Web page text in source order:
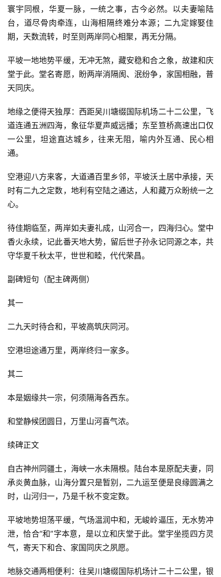
寰宇同根，华夏一脉，一统之事，古今必然。以夫妻喻陆
台，道尽骨肉牵连，山海相隔终难分本源；二九定嫁娶佳
期，天数流转，时至则两岸同心相聚，再无分隔。
平坡一地地势平缓，无冲无煞，藏安稳和合之象，故建和庆
堂于此。堂名寄愿，盼两岸消隔阂、泯纷争，家国相融，普
天同庆。
地缘之便得天独厚：西距吴川塘缀国际机场二十二公里，飞
道连通五洲四海，象征华夏声威远播；东至笪桥高速出口仅
一公里，坦途直达城乡，往来无阻，喻内外互通、民心相
通。
空港迎八方来客，大道通百里乡邻，平坡沃土居中承接，天
时有二九之定数，地利有空陆之通达，人和藏万众盼统一之
心。
待佳期临至，两岸如夫妻礼成，山河合一，四海归心。堂中
香火永续，记此番天地大势，留后世子孙永记同源之本，共
守华夏千秋太平，世世和睦，代代荣昌。
副碑短句（配主碑两侧）
其一
二九天时待合和，平坡高筑庆同河。
空港坦途通万里，两岸终归一家多。
其二
本是姻缘共一宗，何须隔海各西东。
和堂静候团圆日，万里山河喜气浓。
续碑正文
自古神州同疆土，海峡一水未隔根。陆台本是原配夫妻，同
承炎黄血脉，山海分置只是暂别，二九运至便是良缘圆满之
时，山河归一，乃是千秋不变定数。
平坡地势坦荡平缓，气场温润中和，无峻岭逼压，无水势冲
泄，恰合“和”字本意，是以立和庆堂于此。堂宇坐揽四方灵
气，寄天下和合、家国同庆之夙愿。
地脉交通两相便利：往吴川塘缀国际机场计二十二公里，银